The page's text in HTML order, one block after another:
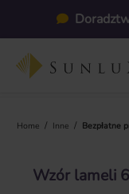
Przejdź do głównej
Home / Inne / Bezpłatne
Wzór lameli